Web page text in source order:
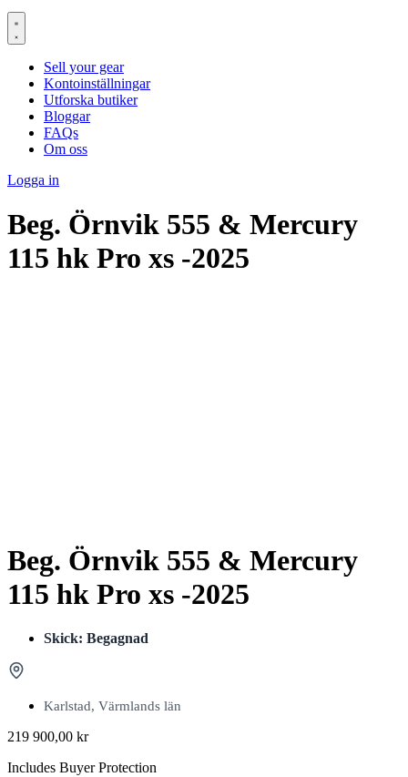
Sell your gear
Kontoinställningar
Utforska butiker
Bloggar
FAQs
Om oss
Logga in
Beg. Örnvik 555 & Mercury
115 hk Pro xs -2025
Beg. Örnvik 555 & Mercury
115 hk Pro xs -2025
Skick: Begagnad
Karlstad, Värmlands län
219 900,00 kr
Includes Buyer Protection